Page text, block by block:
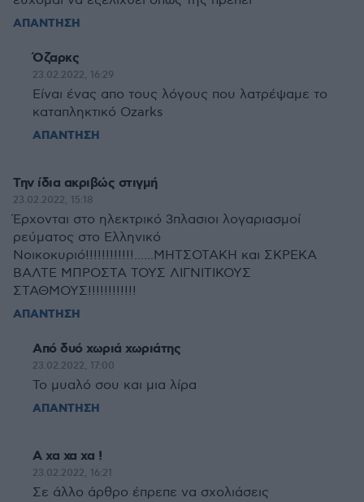
ΑΠΑΝΤΗΣΗ
Όζαρκς
23.02.2022, 16:29
Είναι ένας απο τους λόγους που λατρέψαμε το
καταπληκτικό Ozarks
ΑΠΑΝΤΗΣΗ
Την ίδια ακριβώς στιγμή
23.02.2022, 15:18
Έρχονται στο ηλεκτρικό 3πλασιοι λογαριασμοί
ρεύματος στο Ελληνικό
Νοικοκυριό!!!!!!!!!!!!......ΜΗΤΣΟΤΑΚΗ και ΣΚΡΕΚΑ
ΒΑΛΤΕ ΜΠΡΟΣΤΑ ΤΟΥΣ ΛΙΓΝΙΤΙΚΟΥΣ
ΣΤΑΘΜΟΥΣ!!!!!!!!!!!!
ΑΠΑΝΤΗΣΗ
Από δυό χωριά χωριάτης
23.02.2022, 17:00
Το μυαλό σου και μια λίρα
ΑΠΑΝΤΗΣΗ
Α χα χα χα !
23.02.2022, 16:21
Σε άλλο άρθρο έπρεπε να σχολιάσεις